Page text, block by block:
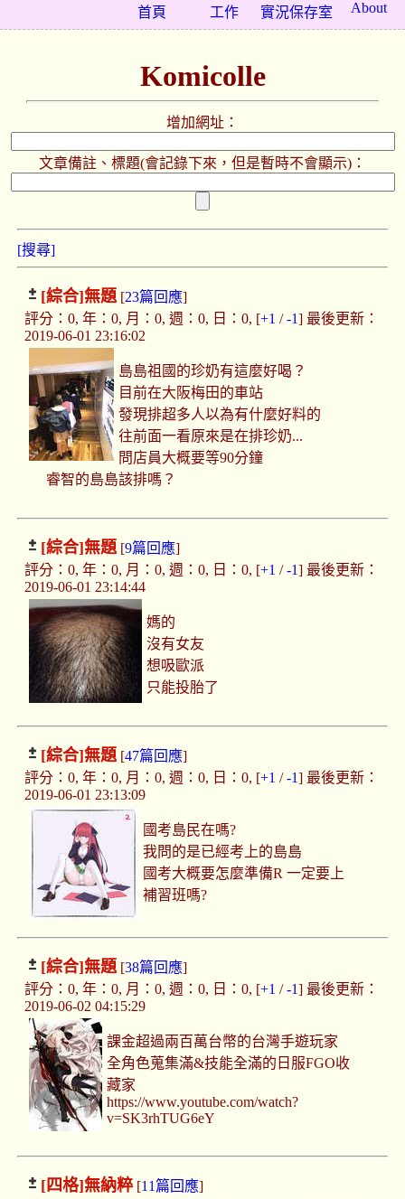
About
實況保存室
工作
首頁
Komicolle
增加網址：
文章備註、標題(會記錄下來，但是暫時不會顯示)：
[搜尋]
[綜合]無題[23篇回應]
評分：0, 年：0, 月：0, 週：0, 日：0, [+1 /-1] 最後更新：
2019-06-01 23:16:02
島島祖國的珍奶有這麼好喝？
目前在大阪梅田的車站
發現排超多人以為有什麼好料的
往前面一看原來是在排珍奶...
問店員大概要等90分鐘
睿智的島島該排嗎？
[綜合]無題[9篇回應]
評分：0, 年：0, 月：0, 週：0, 日：0, [+1 /-1] 最後更新：
2019-06-01 23:14:44
媽的
沒有女友
想吸歐派
只能投胎了
[綜合]無題[47篇回應]
評分：0, 年：0, 月：0, 週：0, 日：0, [+1 /-1] 最後更新：
2019-06-01 23:13:09
國考島民在嗎?
我問的是已經考上的島島
國考大概要怎麼準備R 一定要上
補習班嗎?
[綜合]無題[38篇回應]
評分：0, 年：0, 月：0, 週：0, 日：0, [+1 /-1] 最後更新：
2019-06-02 04:15:29
課金超過兩百萬台幣的台灣手遊玩家
全角色蒐集滿&技能全滿的日服FGO收
藏家
https://www.youtube.com/watch?
v=SK3rhTUG6eY
[四格]無納粹[11篇回應]